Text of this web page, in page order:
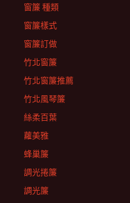
窗簾 種類
窗簾樣式
窗簾訂做
竹北窗簾
竹北窗簾推薦
竹北風琴簾
絲柔百葉
蘿美雅
蜂巢簾
調光捲簾
調光簾